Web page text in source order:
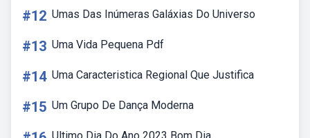
#12 Umas Das Inúmeras Galáxias Do Universo
#13 Uma Vida Pequena Pdf
#14 Uma Caracteristica Regional Que Justifica
#15 Um Grupo De Dança Moderna